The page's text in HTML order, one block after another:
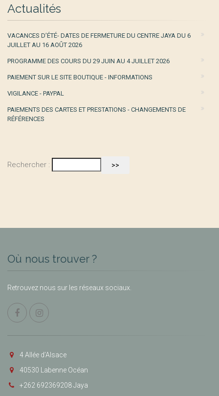
Actualités
VACANCES D’ÉTÉ- DATES DE FERMETURE DU CENTRE JAYA DU 6
JUILLET AU 16 AOÛT 2026
PROGRAMME DES COURS DU 29 JUIN AU 4 JUILLET 2026
PAIEMENT SUR LE SITE BOUTIQUE - INFORMATIONS
VIGILANCE - PAYPAL
PAIEMENTS DES CARTES ET PRESTATIONS - CHANGEMENTS DE
RÉFÉRENCES
Rechercher :
Où nous trouver ?
Retrouvez nous sur les réseaux sociaux.
4 Allée d’Alsace
40530 Labenne Océan
+262 692369208 Jaya